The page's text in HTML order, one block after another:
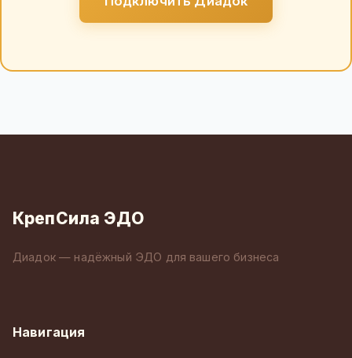
КрепСила ЭДО
Диадок — надёжный ЭДО для вашего бизнеса
Навигация